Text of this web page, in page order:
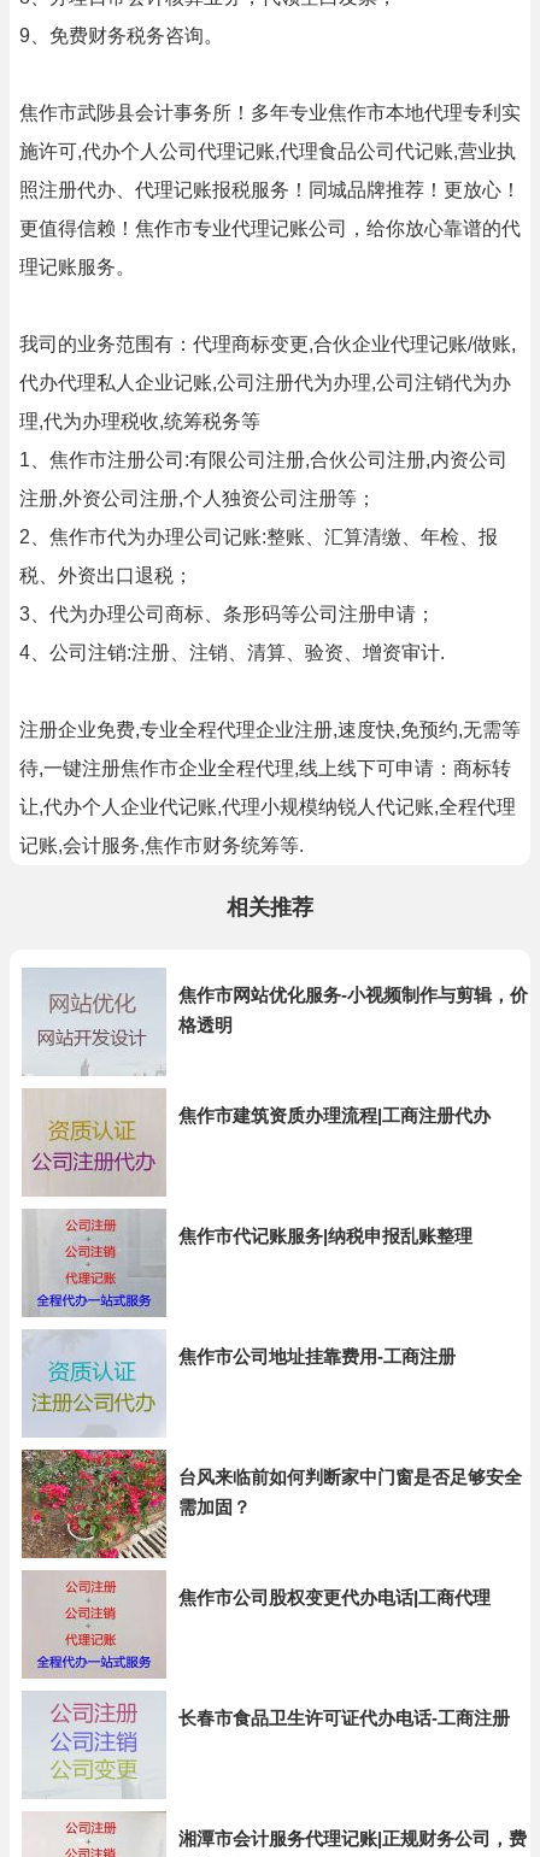
9、免费财务税务咨询。
焦作市武陟县会计事务所！多年专业焦作市本地代理专利实
施许可,代办个人公司代理记账,代理食品公司代记账,营业执
照注册代办、代理记账报税服务！同城品牌推荐！更放心！
更值得信赖！焦作市专业代理记账公司，给你放心靠谱的代
理记账服务。
我司的业务范围有：代理商标变更,合伙企业代理记账/做账,
代办代理私人企业记账,公司注册代为办理,公司注销代为办
理,代为办理税收,统筹税务等
1、焦作市注册公司:有限公司注册,合伙公司注册,内资公司
注册,外资公司注册,个人独资公司注册等；
2、焦作市代为办理公司记账:整账、汇算清缴、年检、报
税、外资出口退税；
3、代为办理公司商标、条形码等公司注册申请；
4、公司注销:注册、注销、清算、验资、增资审计.
注册企业免费,专业全程代理企业注册,速度快,免预约,无需等
待,一键注册焦作市企业全程代理,线上线下可申请：商标转
让,代办个人企业代记账,代理小规模纳锐人代记账,全程代理
记账,会计服务,焦作市财务统筹等.
相关推荐
焦作市网站优化服务-小视频制作与剪辑，价
格透明
焦作市建筑资质办理流程|工商注册代办
焦作市代记账服务|纳税申报乱账整理
焦作市公司地址挂靠费用-工商注册
台风来临前如何判断家中门窗是否足够安全
需加固？
焦作市公司股权变更代办电话|工商代理
长春市食品卫生许可证代办电话-工商注册
湘潭市会计服务代理记账|正规财务公司，费